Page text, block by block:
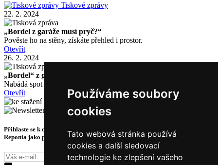
Používáme soubory
cookies
Tato webová stránka používá
cookies a další sledovací
technologie ke zlepšení vašeho
Tiskové zprávy
22. 2. 2024
„Bordel z garáže musí pryč?“
Pověste ho na stěny, získáte přehled i prostor.
Otevřít
26. 2. 2024
„Bordel“ z garáže musí pryč!“
Nabádá spot Jinýho Gangu v režii Vojty Kotka.
Otevřít
files for download
Přihlaste se k odběru novinek a získejte exkluzivní tipy, slevy a akce ze světa
Reponia jako první.
Přihásit k odběru